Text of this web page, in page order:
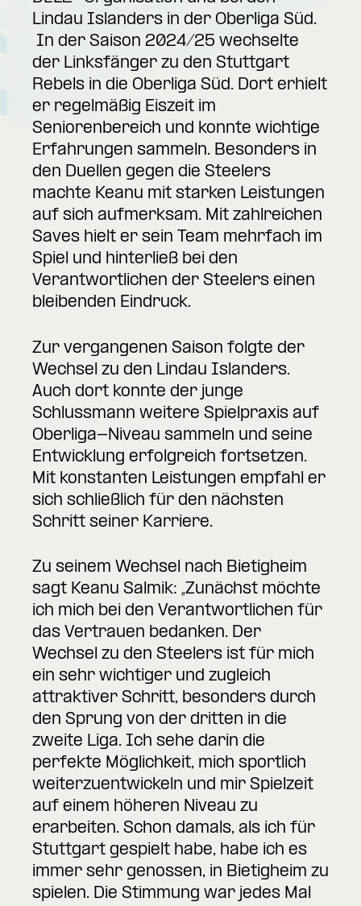
Lindau Islanders in der Oberliga Süd.
In der Saison 2024/25 wechselte
der Linksfänger zu den Stuttgart
Rebels in die Oberliga Süd. Dort erhielt
er regelmäßig Eiszeit im
Seniorenbereich und konnte wichtige
Erfahrungen sammeln. Besonders in
den Duellen gegen die Steelers
machte Keanu mit starken Leistungen
auf sich aufmerksam. Mit zahlreichen
Saves hielt er sein Team mehrfach im
Spiel und hinterließ bei den
Verantwortlichen der Steelers einen
bleibenden Eindruck.
Zur vergangenen Saison folgte der
Wechsel zu den Lindau Islanders.
Auch dort konnte der junge
Schlussmann weitere Spielpraxis auf
Oberliga-Niveau sammeln und seine
Entwicklung erfolgreich fortsetzen.
Mit konstanten Leistungen empfahl er
sich schließlich für den nächsten
Schritt seiner Karriere.
Zu seinem Wechsel nach Bietigheim
sagt Keanu Salmik: „Zunächst möchte
ich mich bei den Verantwortlichen für
das Vertrauen bedanken. Der
Wechsel zu den Steelers ist für mich
ein sehr wichtiger und zugleich
attraktiver Schritt, besonders durch
den Sprung von der dritten in die
zweite Liga. Ich sehe darin die
perfekte Möglichkeit, mich sportlich
weiterzuentwickeln und mir Spielzeit
auf einem höheren Niveau zu
erarbeiten. Schon damals, als ich für
Stuttgart gespielt habe, habe ich es
immer sehr genossen, in Bietigheim zu
spielen. Die Stimmung war jedes Mal